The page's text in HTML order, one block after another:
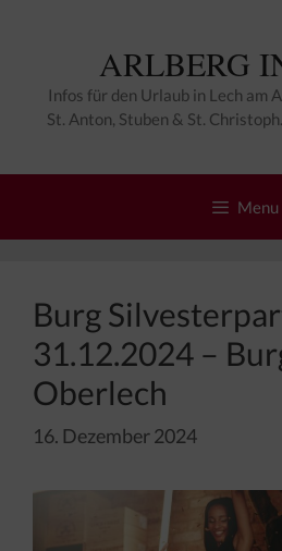
ARLBERG
Infos für den Urlaub in Lech am
St. Anton, Stuben & St.
Menu
Burg
31.12.2024 –
Oberlech
16. Dezember 2024